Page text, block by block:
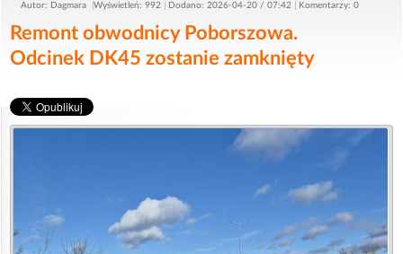
Autor: Dagmara Wyświetleń: 992 Dodano: 2026-04-20 / 07:42 Komentarzy: 0
Remont obwodnicy Poborszowa.
Odcinek DK45 zostanie zamknięty